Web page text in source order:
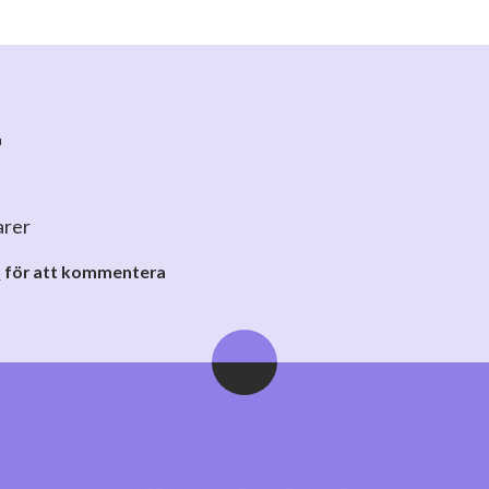
för Stigs hemstad Umeå, även kallad björkarnas stad.
för att kommentera